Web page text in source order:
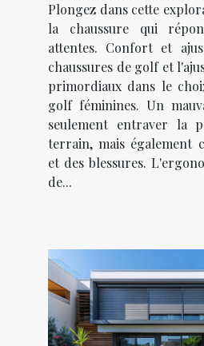
Plongez dans cette
la chaussure qui
attentes. Confort et
chaussures de golf et
primordiaux dans le
golf féminines. Un
seulement entraver la
terrain, mais également
et des blessures.
de...